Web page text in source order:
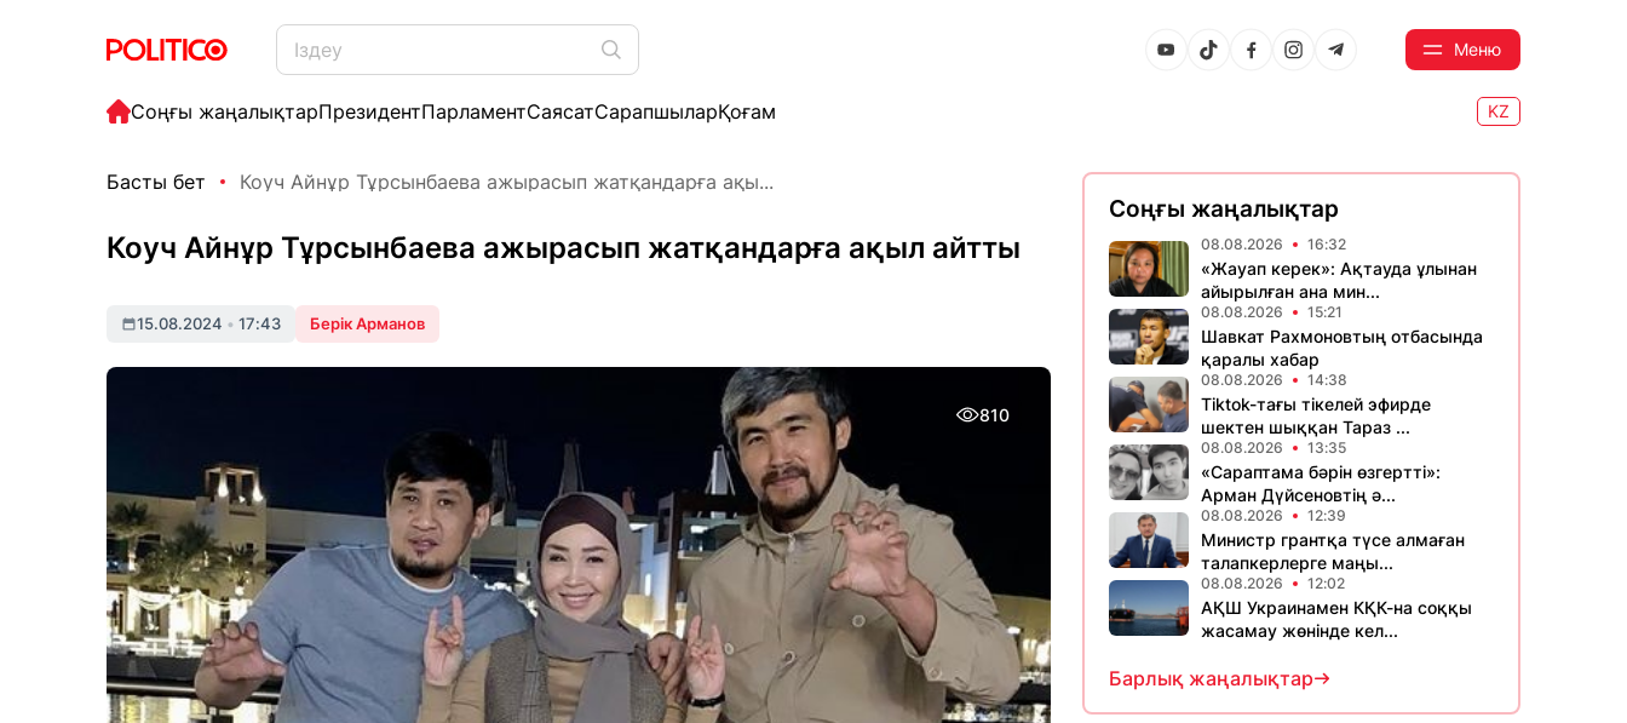
Меню
Соңғы жаңалықтарПрезидентПарламентСаясатСарапшыларҚоғам KZ
Басты бет Коуч Айнұр Тұрсынбаева ажырасып жатқандарға ақы...
Коуч Айнұр Тұрсынбаева ажырасып жатқандарға ақыл айтты
15.08.2024 • 17:43 Берік Арманов
810
Соңғы жаңалықтар
08.08.2026 16:32
«Жауап керек»: Ақтауда ұлынан
айырылған ана мин...
08.08.2026 15:21
Шавкат Рахмоновтың отбасында
қаралы хабар
08.08.2026 14:38
Tiktok-тағы тікелей эфирде
шектен шыққан Тараз ...
08.08.2026 13:35
«Сараптама бәрін өзгертті»:
Арман Дүйсеновтің ә...
08.08.2026 12:39
Министр грантқа түсе алмаған
талапкерлерге маңы...
08.08.2026 12:02
АҚШ Украинамен КҚК-на соққы
жасамау жөнінде кел...
Барлық жаңалықтар